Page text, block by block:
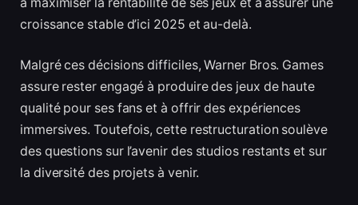
croissance stable d’ici 2025 et au-delà.
Malgré ces décisions difficiles, Warner Bros. Games
assure rester engagé à produire des jeux de haute
qualité pour ses fans et à offrir des expériences
immersives. Toutefois, cette restructuration soulève
des questions sur l’avenir des studios restants et sur
la diversité des projets à venir.